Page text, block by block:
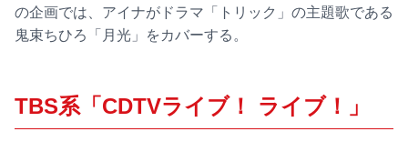
の企画では、アイナがドラマ「トリック」の主題歌である
鬼束ちひろ「月光」をカバーする。
TBS系「CDTVライブ！ ライブ！」